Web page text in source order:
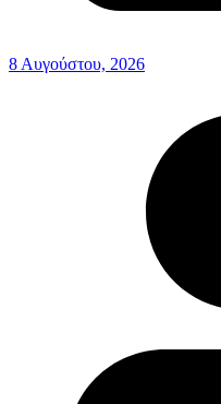
8 Αυγούστου, 2026